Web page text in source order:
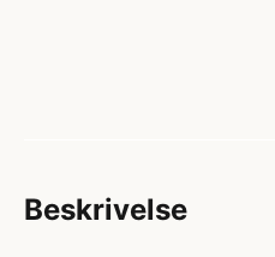
Beskrivelse